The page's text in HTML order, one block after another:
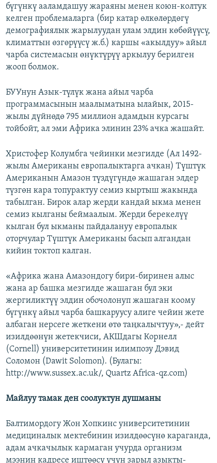
бүгүнкү ааламдашуу жараяны менен коюн-колтук
келген проблемаларга (бир катар өлкөлөрдөгү
демографиялык жарылуудан улам элдин көбөйүүсү,
климаттын өзгөрүүсү ж.б.) каршы «акылдуу» айыл
чарба системасын өнүктүрүү аркылуу берилген
жооп болмок.
БУУнун Азык-түлүк жана айыл чарба
программасынын маалыматына ылайык, 2015-
жылы дүйнөдө 795 миллион адамдын курсагы
тойбойт, ал эми Африка элинин 23% ачка жашайт.
Христофер Колумбга чейинки мезгилде (Ал 1492-
жылы Американы европалыктарга ачкан) Түштүк
Американын Амазон түздүгүндө жашаган элдер
түзгөн кара топурактуу семиз кыртыш жакында
табылган. Бирок алар жерди кандай ыкма менен
семиз кылганы беймаалым. Жерди берекелүү
кылган бул ыкманы пайдалануу европалык
оторчулар Түштүк Американы басып алгандан
кийин токтоп калган.
«Африка жана Амазондогу бири-биринен алыс
жана ар башка мезгилде жашаган бул эки
жергиликтүү элдин обочолонуп жашаган коому
бүгүнкү айыл чарба башкаруусу алиге чейин жете
албаган нерсеге жеткени өтө таңкалычтуу»,- дейт
изилдөөнүн жетекчиси, АКШдагы Корнелл
(Cornell) университетинин илимпозу Дэвид
Соломон (Dawit Solomon). (Булагы:
http://www.sussex.ac.uk/, Quartz Africa-qz.com)
Майлуу тамак ден соолуктун душманы
Балтимордогу Жон Хопкинс университетинин
медициналык мектебинин изилдөөсүнө караганда,
адам ачкачылык кармаган учурда организм
мээнин кадресе иштөөсү үчүн зарыл азыкты-